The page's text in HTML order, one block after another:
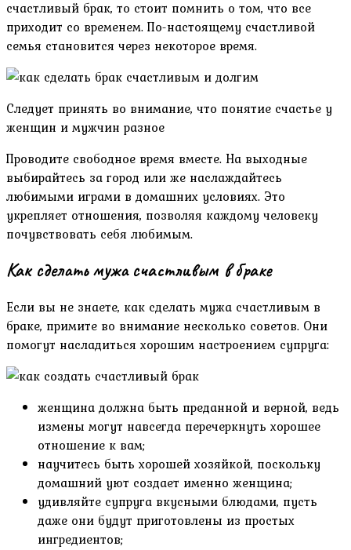
счастливый брак, то стоит помнить о том, что все
приходит со временем. По-настоящему счастливой
семья становится через некоторое время.
Следует принять во внимание, что понятие счастье у
женщин и мужчин разное
Проводите свободное время вместе. На выходные
выбирайтесь за город или же наслаждайтесь
любимыми играми в домашних условиях. Это
укрепляет отношения, позволяя каждому человеку
почувствовать себя любимым.
Как сделать мужа счастливым в браке
Если вы не знаете, как сделать мужа счастливым в
браке, примите во внимание несколько советов. Они
помогут насладиться хорошим настроением супруга:
женщина должна быть преданной и верной, ведь
измены могут навсегда перечеркнуть хорошее
отношение к вам;
научитесь быть хорошей хозяйкой, поскольку
домашний уют создает именно женщина;
удивляйте супруга вкусными блюдами, пусть
даже они будут приготовлены из простых
ингредиентов;